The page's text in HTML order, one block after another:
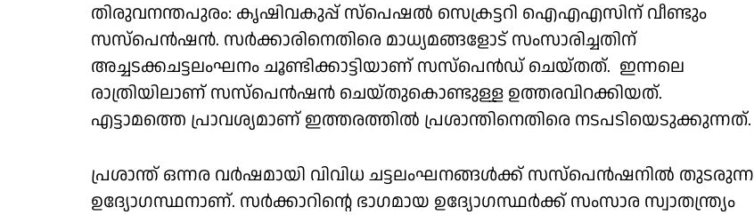
തിരുവനന്തപുരം: കൃഷിവകുപ്പ് സ്‌പെഷല്‍ സെക്രട്ടറി ഐഎഎസിന് വീണ്ടും
സസ്പെൻഷൻ. സർക്കാരിനെതിരെ മാധ്യമങ്ങളോട് സംസാരിച്ചതിന്
അച്ചടക്കചട്ടലംഘനം ചൂണ്ടിക്കാട്ടിയാണ് സസ്പെൻഡ് ചെയ്തത്. ഇന്നലെ
രാത്രിയിലാണ് സസ്പെൻഷൻ ചെയ്തുകൊണ്ടുള്ള ഉത്തരവിറക്കിയത്.
എട്ടാമത്തെ പ്രാവശ്യമാണ് ഇത്തരത്തിൽ പ്രശാന്തിനെതിരെ നടപടിയെടുക്കുന്നത്.
പ്രശാന്ത് ഒന്നര വർഷമായി വിവിധ ചട്ടലംഘനങ്ങൾക്ക് സസ്പെൻഷനിൽ തുടരുന്ന
ഉദ്യോഗസ്ഥനാണ്. സര്‍ക്കാറിൻ്റെ ഭാഗമായ ഉദ്യോഗസ്ഥര്‍ക്ക് സംസാര സ്വാതന്ത്ര്യം